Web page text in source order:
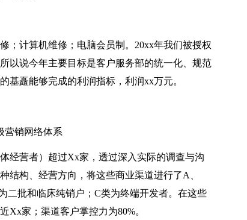
；计算机维修；电脑会员制。20xx年我们被授权
以说今年主要目标是客户服务部的统一化、规范
基矗能够完成的利润指标，利润xx万元。
营销网络体系
经营者）超过Xx家，透过深入实际的调查与沟
结构、经营方向，将这些商业渠道进行了A、
二批和临床纯销户；C类为终端开发者。在这些
Xx家；渠道客户掌控力为80%。